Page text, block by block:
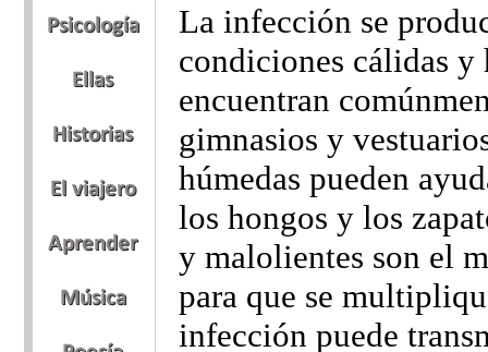
La infección se
condiciones cálidas y
encuentran
gimnasios y
húmedas pueden
los hongos y los
y malolientes son el
para que se
infección puede